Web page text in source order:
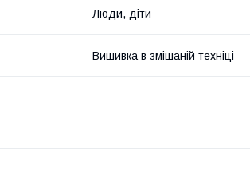
Люди, діти
Вишивка в змішаній техніці